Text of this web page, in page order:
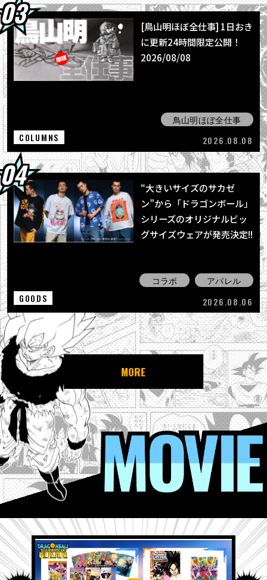
[鳥山明ほぼ全仕事] 1日おき
に更新24時間限定公開！
2026/08/08
鳥山明ほぼ全仕事
COLUMNS
2026.08.08
“大きいサイズのサカゼ
ン”から「ドラゴンボール」
シリーズのオリジナルビッ
グサイズウェアが発売決定!!
コラボ
アパレル
GOODS
2026.08.06
MORE
MOVIE